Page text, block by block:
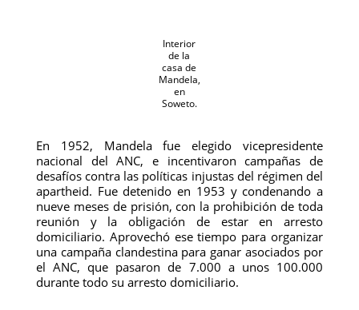
Interior
de la
casa de
Mandela,
en
Soweto.
En 1952, Mandela fue elegido vicepresidente
nacional del ANC, e incentivaron campañas de
desafíos contra las políticas injustas del régimen del
apartheid. Fue detenido en 1953 y condenando a
nueve meses de prisión, con la prohibición de toda
reunión y la obligación de estar en arresto
domiciliario. Aprovechó ese tiempo para organizar
una campaña clandestina para ganar asociados por
el ANC, que pasaron de 7.000 a unos 100.000
durante todo su arresto domiciliario.